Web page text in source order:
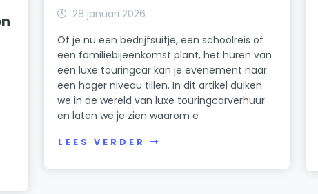
28 januari 2026
Of je nu een bedrijfsuitje, een schoolreis of
een familiebijeenkomst plant, het huren van
een luxe touringcar kan je evenement naar
een hoger niveau tillen. In dit artikel duiken
we in de wereld van luxe touringcarverhuur
en laten we je zien waarom e
LEES VERDER